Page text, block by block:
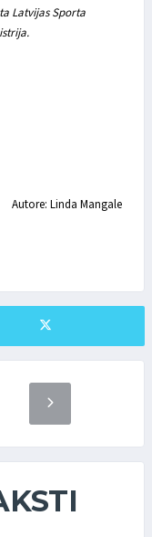
Latvijas Sporta
Autore: Linda Mangale